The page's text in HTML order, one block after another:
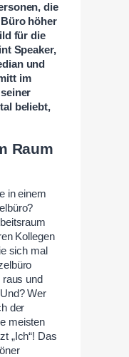
die
höher
für die
Speaker,
und
im
beliebt,
Raum
in einem
Kollegen
sich mal
und
Wer
der
meisten
„Ich“! Das